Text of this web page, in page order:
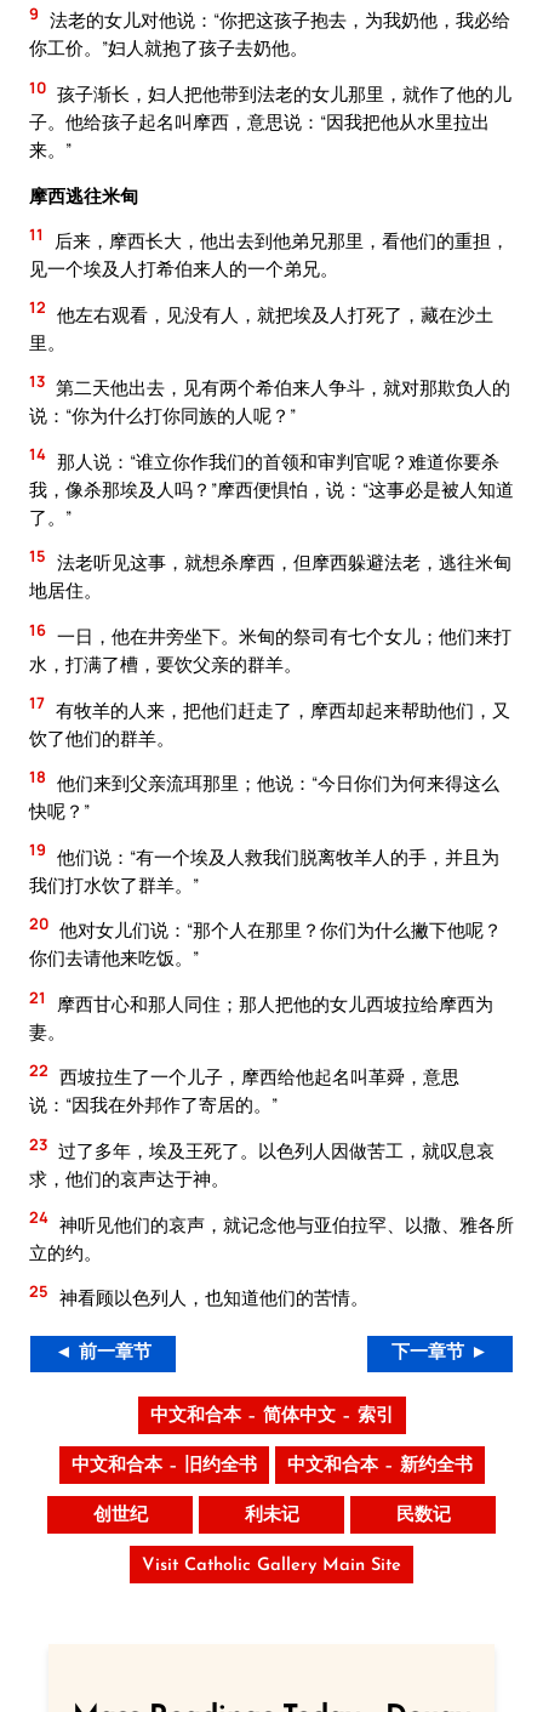
9 法老的女儿对他说：“你把这孩子抱去，为我奶他，我必给
你工价。”妇人就抱了孩子去奶他。
10 孩子渐长，妇人把他带到法老的女儿那里，就作了他的儿
子。他给孩子起名叫摩西，意思说：“因我把他从水里拉出
来。”
摩西逃往米甸
11
后来，摩西长大，他出去到他弟兄那里，看他们的重担，
见一个埃及人打希伯来人的一个弟兄。
12 他左右观看，见没有人，就把埃及人打死了，藏在沙土
里。
13 第二天他出去，见有两个希伯来人争斗，就对那欺负人的
说：“你为什么打你同族的人呢？”
14 那人说：“谁立你作我们的首领和审判官呢？难道你要杀
我，像杀那埃及人吗？”摩西便惧怕，说：“这事必是被人知道
了。”
15 法老听见这事，就想杀摩西，但摩西躲避法老，逃往米甸
地居住。
16 一日，他在井旁坐下。米甸的祭司有七个女儿；他们来打
水，打满了槽，要饮父亲的群羊。
17 有牧羊的人来，把他们赶走了，摩西却起来帮助他们，又
饮了他们的群羊。
18 他们来到父亲流珥那里；他说：“今日你们为何来得这么
快呢？”
19 他们说：“有一个埃及人救我们脱离牧羊人的手，并且为
我们打水饮了群羊。”
20 他对女儿们说：“那个人在那里？你们为什么撇下他呢？
你们去请他来吃饭。”
21
摩西甘心和那人同住；那人把他的女儿西坡拉给摩西为
妻。
22 西坡拉生了一个儿子，摩西给他起名叫革舜，意思
说：“因我在外邦作了寄居的。”
23 过了多年，埃及王死了。以色列人因做苦工，就叹息哀
求，他们的哀声达于神。
24 神听见他们的哀声，就记念他与亚伯拉罕、以撒、雅各所
立的约。
25 神看顾以色列人，也知道他们的苦情。
◄ 前一章节 下一章节 ►
中文和合本 – 简体中文 – 索引
中文和合本 – 旧约全书 中文和合本 – 新约全书
创世纪 利未记 民数记
Visit Catholic Gallery Main Site